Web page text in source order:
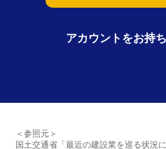
アカウントをお持
＜参照元＞
国土交通省「最近の建設業を巡る状況